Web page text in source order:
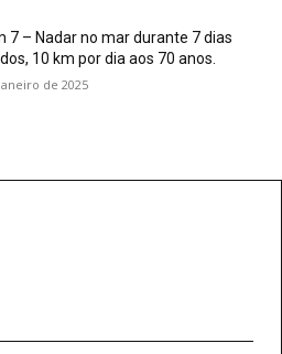
7 – Nadar no mar durante 7 dias
10 km por dia aos 70 anos.
de 2025